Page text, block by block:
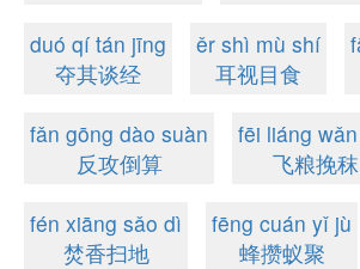
duó qí tán jīng
夺其谈经
ěr shì mù shí
耳视目食
fǎn gōng dào suàn
反攻倒算
fēi liáng
飞粮挽秣
fén xiāng sǎo dì
焚香扫地
fēng cuán yǐ jù
蜂攒蚁聚